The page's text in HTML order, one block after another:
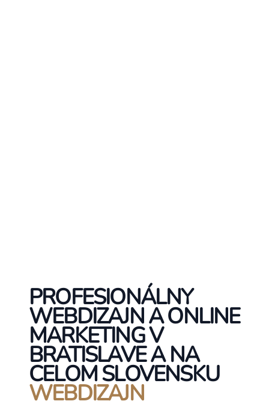
PROFESIONÁLNY
WEBDIZAJN A ONLINE
MARKETING V
BRATISLAVE A NA
CELOM SLOVENSKU
WEBDIZAJN